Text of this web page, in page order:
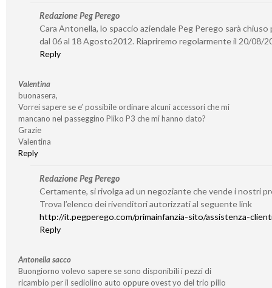
Redazione Peg Perego
Cara Antonella, lo spaccio aziendale Peg Perego sarà chiuso
dal 06 al 18 Agosto2012. Riapriremo regolarmente il 20/08/
Reply
Valentina
buonasera,
Vorrei sapere se e’ possibile ordinare alcuni accessori che mi
mancano nel passeggino Pliko P3 che mi hanno dato?
Grazie
Valentina
Reply
Redazione Peg Perego
Certamente, si rivolga ad un negoziante che vende i nostri
Trova l’elenco dei rivenditori autorizzati al seguente link
http://it.pegperego.com/primainfanzia-sito/assistenza-
Reply
Antonella sacco
Buongiorno volevo sapere se sono disponibili i pezzi di
ricambio per il sediolino auto oppure ovest yo del trio pillo